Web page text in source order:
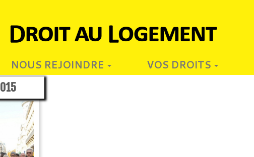
NOUS REJOINDRE VOS DROITS